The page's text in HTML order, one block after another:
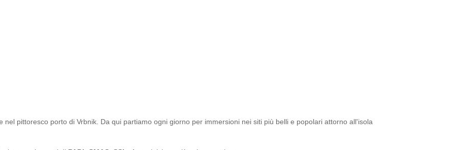
pittoresco porto di Vrbnik. Da qui partiamo ogni giorno per immersioni nei siti più belli e popolari attorno all'isola